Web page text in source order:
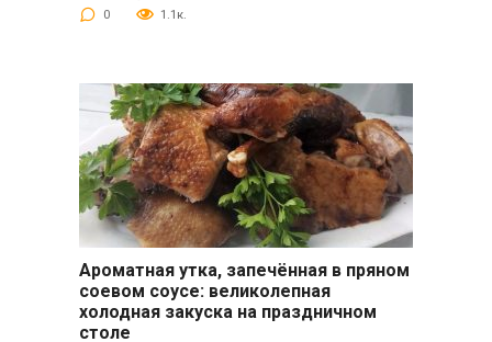
0 1.1к.
Ароматная утка, запечённая в пряном
соевом соусе: великолепная
холодная закуска на праздничном
столе